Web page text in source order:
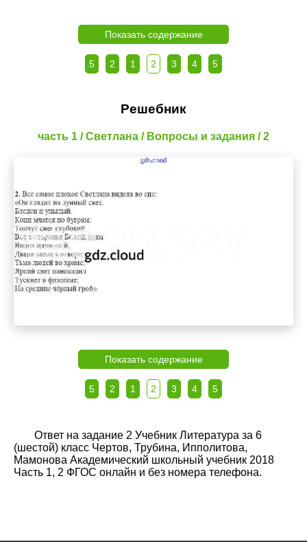
Показать содержание
5 2 1 2 3 4 5
Решебник
часть 1 / Светлана / Вопросы и задания / 2
Показать содержание
5 2 1 2 3 4 5
Ответ на задание 2 Учебник Литература за 6
(шестой) класс Чертов, Трубина, Ипполитова,
Мамонова Академический школьный учебник 2018
Часть 1, 2 ФГОС онлайн и без номера телефона.